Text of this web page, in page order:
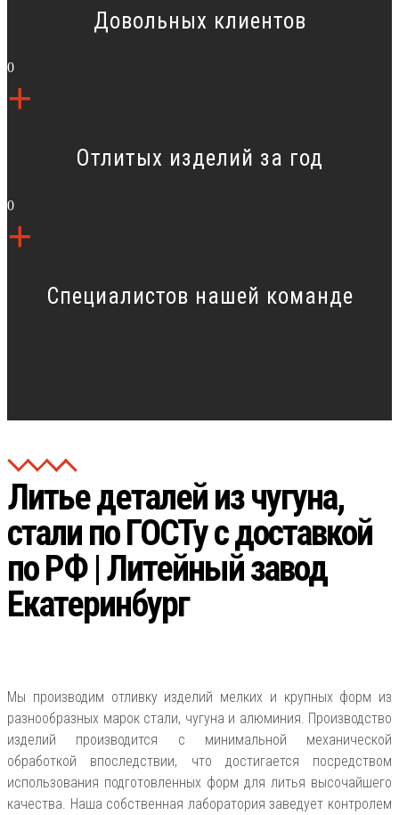
Довольных клиентов
0
+
Отлитых изделий за год
0
+
Специалистов нашей команде
Литье деталей из чугуна,
стали по ГОСТу с доставкой
по РФ | Литейный завод
Екатеринбург
Мы производим отливку изделий мелких и крупных форм из
разнообразных марок стали, чугуна и алюминия. Производство
изделий производится с минимальной механической
обработкой впоследствии, что достигается посредством
использования подготовленных форм для литья высочайшего
качества. Наша собственная лаборатория заведует контролем